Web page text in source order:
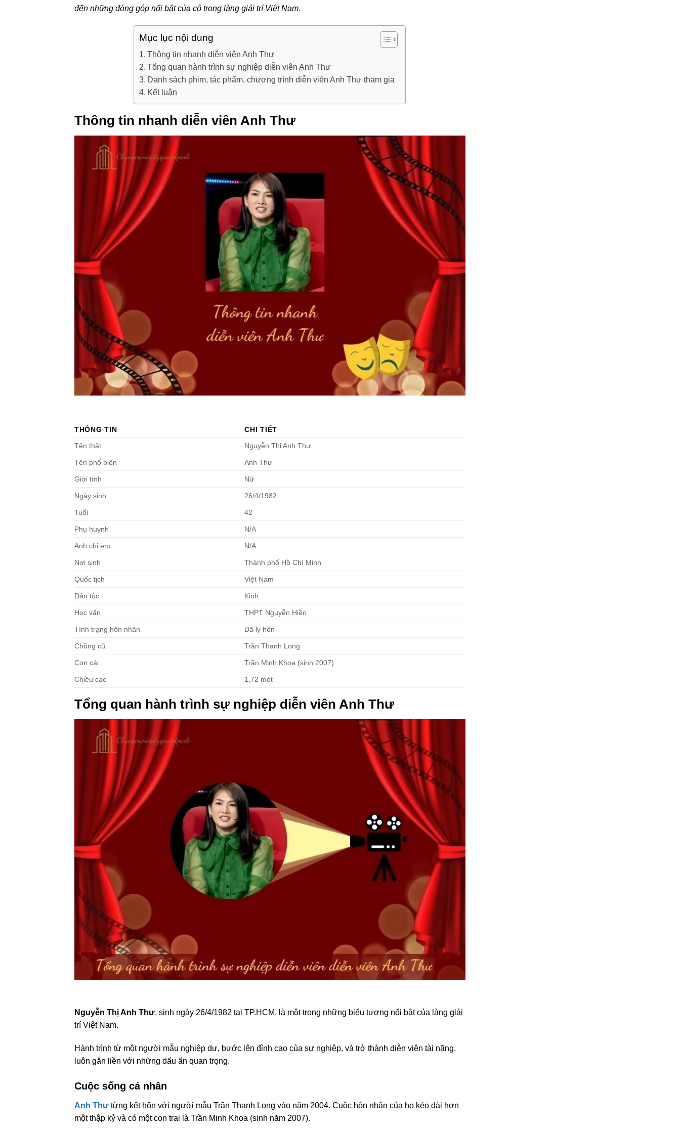
đến những đóng góp nổi bật của cô trong làng giải trí Việt Nam.
Mục lục nội dung
Thông tin nhanh diễn viên Anh Thư
Tổng quan hành trình sự nghiệp diễn viên Anh Thư
Danh sách phim, tác phẩm, chương trình diễn viên Anh Thư tham gia
Kết luận
Thông tin nhanh diễn viên Anh Thư
THÔNG TIN
CHI TIẾT
Tên thật
Nguyễn Thị Anh Thư
Tên phổ biến Anh Thư
Giới tính Nữ
Ngày sinh 26/4/1982
Tuổi 42
Phụ huynh N/A
Anh chị em N/A
Nơi sinh Thành phố Hồ Chí Minh
Quốc tịch Việt Nam
Dân tộc Kinh
Học vấn THPT Nguyễn Hiền
Tình trạng hôn nhân Đã ly hôn
Chồng cũ Trần Thanh Long
Con cái Trần Minh Khoa (sinh 2007)
Chiều cao 1,72 mét
Tổng quan hành trình sự nghiệp diễn viên Anh Thư
Nguyễn Thị Anh Thư, sinh ngày 26/4/1982 tại TP.HCM, là một trong những biểu tượng nổi bật của làng giải
trí Việt Nam.
Hành trình từ một người mẫu nghiệp dư, bước lên đỉnh cao của sự nghiệp, và trở thành diễn viên tài năng,
luôn gắn liền với những dấu ấn quan trọng.
Cuộc sống cá nhân
Anh Thư từng kết hôn với người mẫu Trần Thanh Long vào năm 2004. Cuộc hôn nhân của họ kéo dài hơn
một thập kỷ và có một con trai là Trần Minh Khoa (sinh năm 2007).